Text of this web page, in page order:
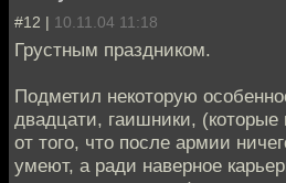
#12 | 10.11.04 11:18
Грустным праздником.
Подметил некоторую
двадцати, гаишники,
от того, что после армии
умеют, а ради наверное